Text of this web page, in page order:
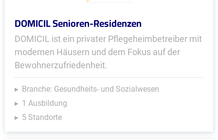
DOMICIL Senioren-Residenzen
DOMICIL ist ein privater Pflegeheimbetreiber mit
modernen Häusern und dem Fokus auf der
Bewohnerzufriedenheit.
Branche: Gesundheits- und Sozialwesen
1 Ausbildung
5 Standorte